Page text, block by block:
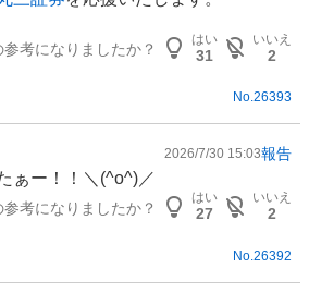
考になりましたか？
はい
31
いいえ
2
No.26393
2026/7/30 15:03報告
ぁー！！＼(^o^)／
考になりましたか？
はい
27
いいえ
2
No. 26392